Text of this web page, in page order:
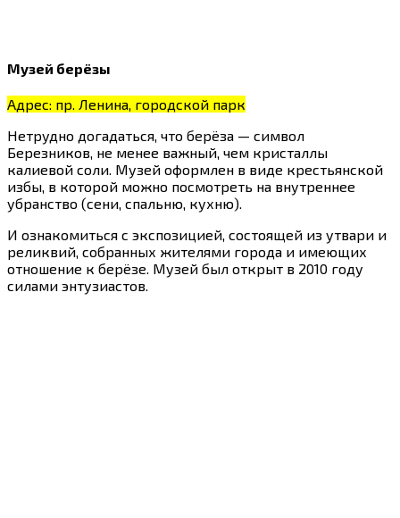
Музей берёзы
Адрес: пр. Ленина, городской парк
Нетрудно догадаться, что берёза — символ
Березников, не менее важный, чем кристаллы
калиевой соли. Музей оформлен в виде крестьянской
избы, в которой можно посмотреть на внутреннее
убранство (сени, спальню, кухню).
И ознакомиться с экспозицией, состоящей из утвари и
реликвий, собранных жителями города и имеющих
отношение к берёзе. Музей был открыт в 2010 году
силами энтузиастов.